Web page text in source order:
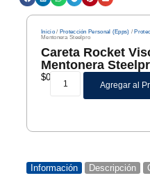
Inicio/ Protección Personal (Epps) /
Mentonera Steelpro
Careta Rocket
Mentonera
$0
Agregar al
Información Descripción